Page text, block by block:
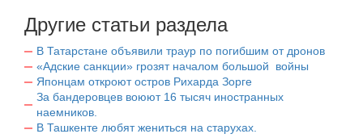
Другие статьи раздела
В Татарстане объявили траур по погибшим от дронов
«Адские санкции» грозят началом большой войны
Японцам откроют остров Рихарда Зорге
За бандеровцев воюют 16 тысяч иностранных
наемников.
В Ташкенте любят жениться на старухах.